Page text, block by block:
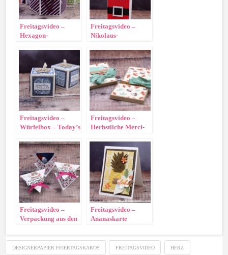
Freitagsvideo –
Hexagon-
Freitagsvideo –
Nikolaus-
Freitagsvideo –
Würfelbox – Today’s
Freitagsvideo –
Herbstliche Merci-
Freitagsvideo –
Verpackung aus den
Freitagsvideo –
Ananaskarte
DESIGNERPAPIER FEIERTAGSKAROS FREITAGSVIDEO HERZ